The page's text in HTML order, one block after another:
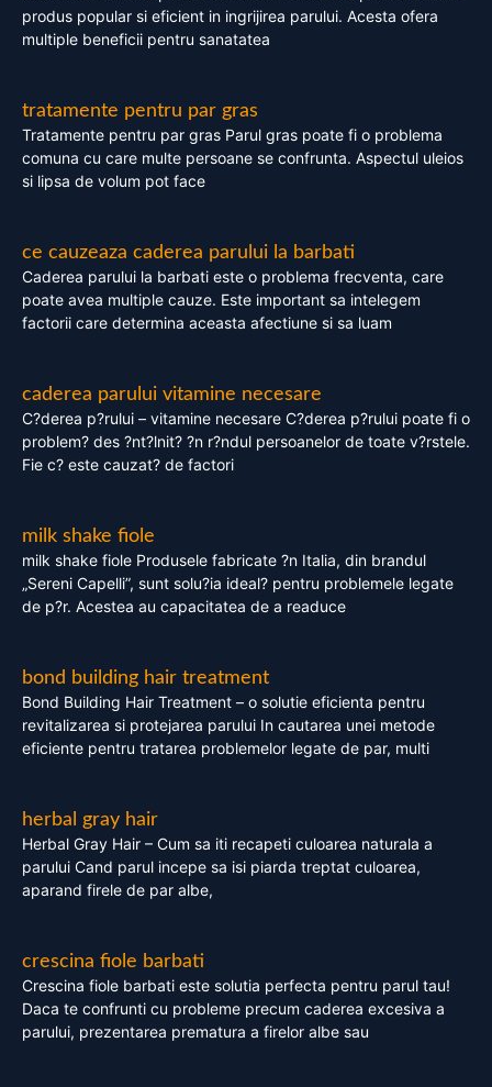
produs popular si eficient in ingrijirea parului. Acesta ofera
multiple beneficii pentru sanatatea
tratamente pentru par gras
Tratamente pentru par gras Parul gras poate fi o problema
comuna cu care multe persoane se confrunta. Aspectul uleios
si lipsa de volum pot face
ce cauzeaza caderea parului la barbati
Caderea parului la barbati este o problema frecventa, care
poate avea multiple cauze. Este important sa intelegem
factorii care determina aceasta afectiune si sa luam
caderea parului vitamine necesare
C?derea p?rului – vitamine necesare C?derea p?rului poate fi o
problem? des ?nt?lnit? ?n r?ndul persoanelor de toate v?rstele.
Fie c? este cauzat? de factori
milk shake fiole
milk shake fiole Produsele fabricate ?n Italia, din brandul
„Sereni Capelli”, sunt solu?ia ideal? pentru problemele legate
de p?r. Acestea au capacitatea de a readuce
bond building hair treatment
Bond Building Hair Treatment – o solutie eficienta pentru
revitalizarea si protejarea parului In cautarea unei metode
eficiente pentru tratarea problemelor legate de par, multi
herbal gray hair
Herbal Gray Hair – Cum sa iti recapeti culoarea naturala a
parului Cand parul incepe sa isi piarda treptat culoarea,
aparand firele de par albe,
crescina fiole barbati
Crescina fiole barbati este solutia perfecta pentru parul tau!
Daca te confrunti cu probleme precum caderea excesiva a
parului, prezentarea prematura a firelor albe sau